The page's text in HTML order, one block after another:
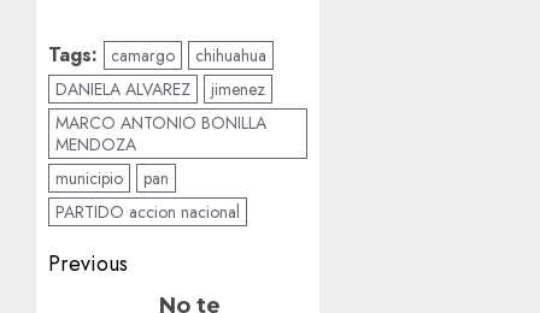
Tags: camargo
chihuahua
DANIELA ALVAREZ
jimenez
MARCO ANTONIO BONILLA
MENDOZA
municipio
pan
PARTIDO accion nacional
Post
Previous
No te